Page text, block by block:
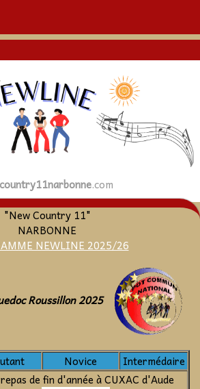
.com
"New Country 11"
NARBONNE
NEWLINE 2025/26
Roussillon 2025
Novice Intermédaire
de fin d'année à CUXAC d'Aude